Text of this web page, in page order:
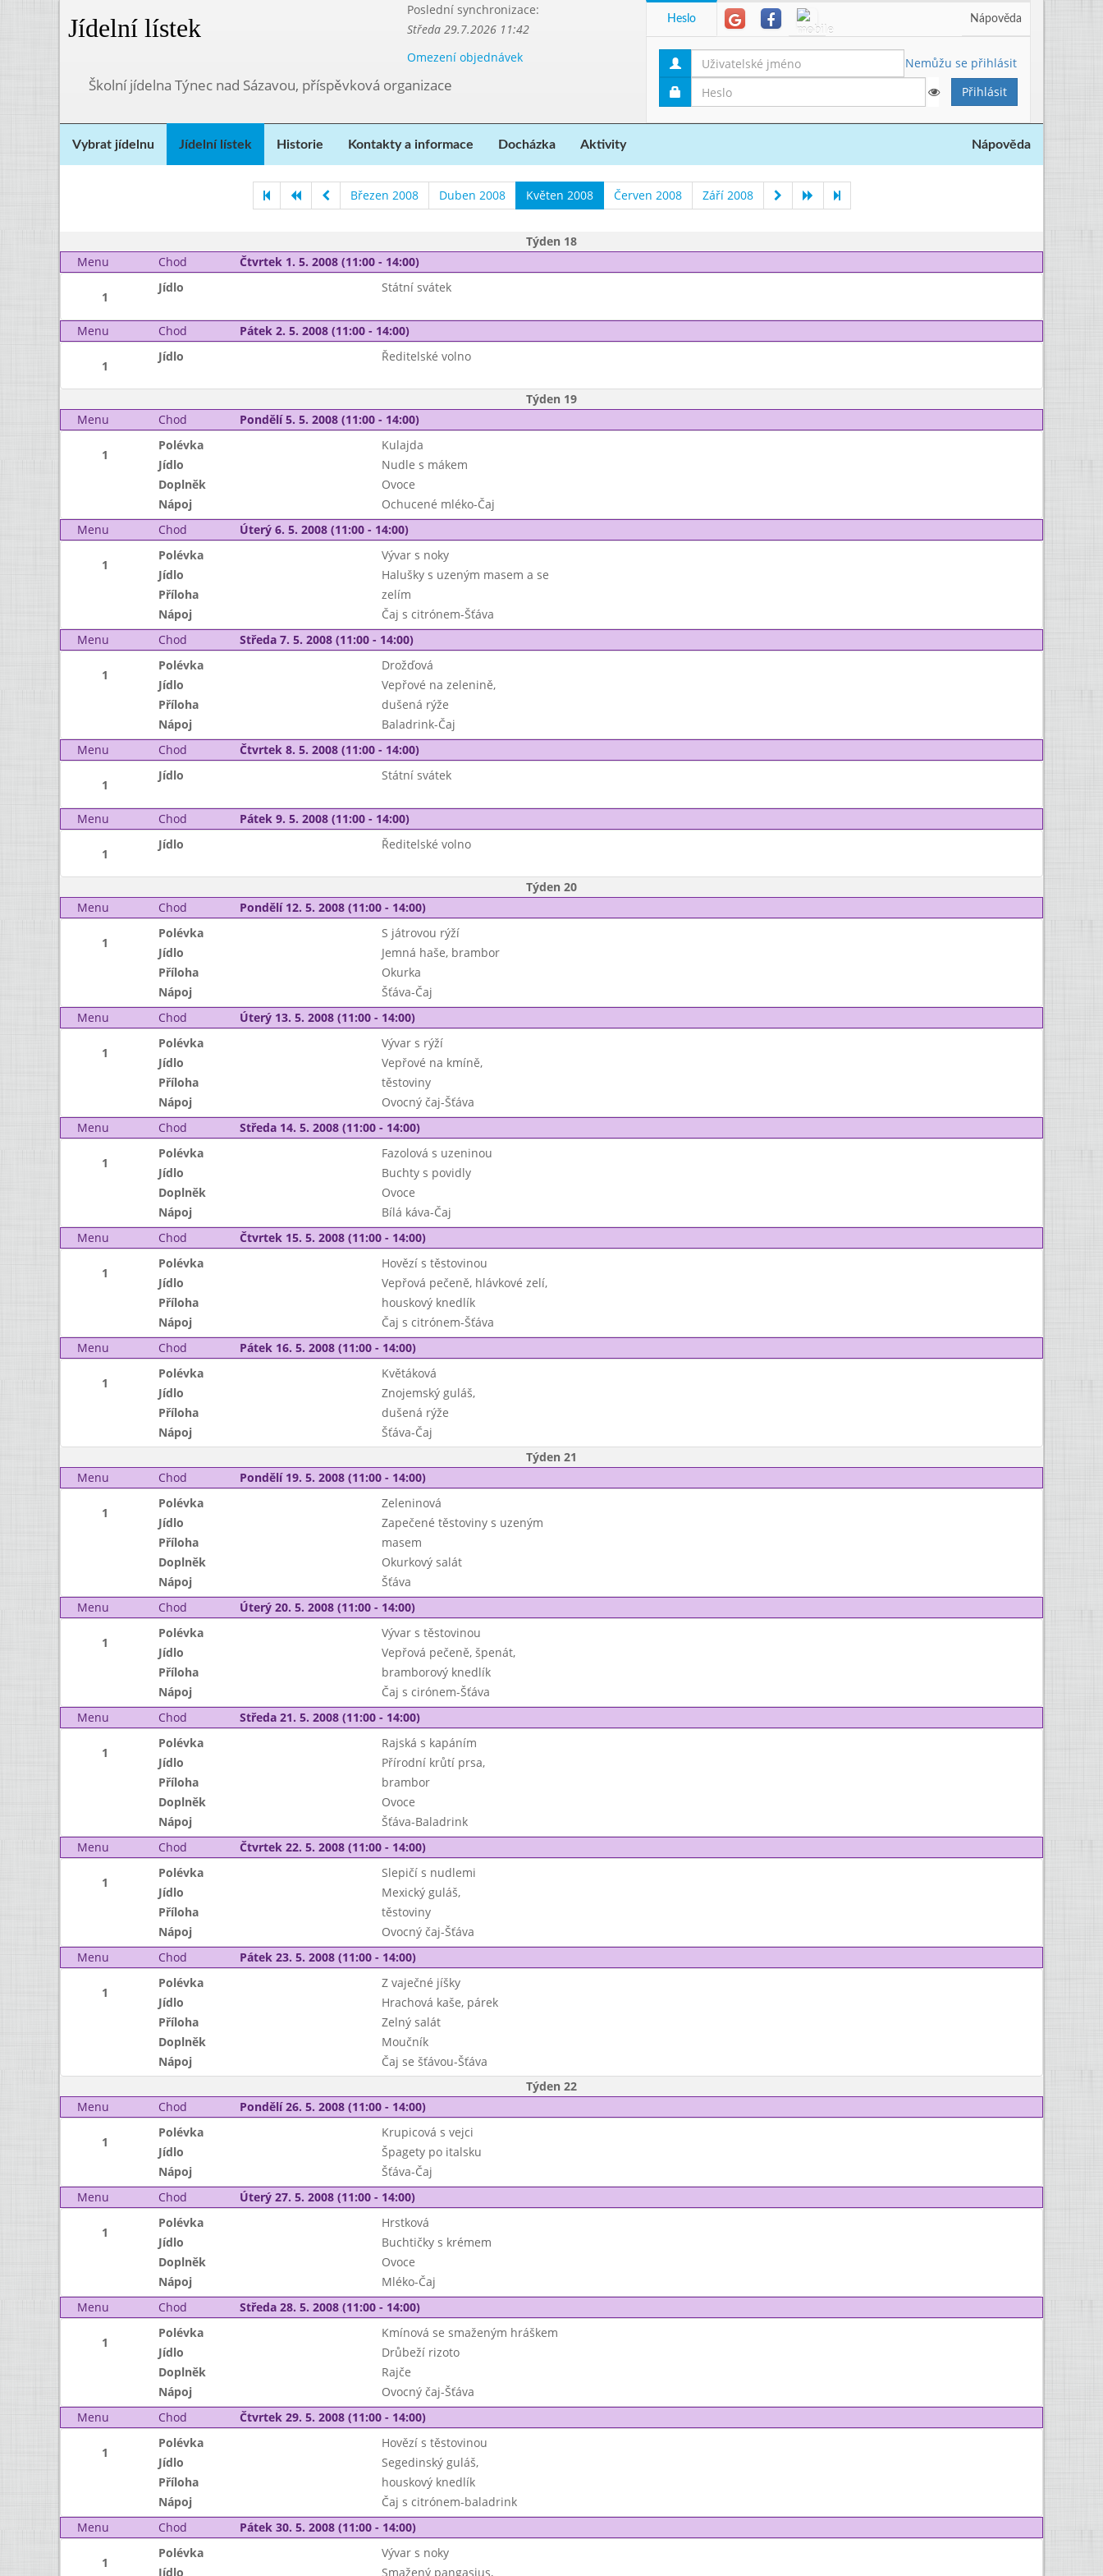
Jídelní lístek
Poslední synchronizace:
Středa 29.7.2026 11:42
Omezení objednávek
Školní jídelna Týnec nad Sázavou, příspěvková organizace
Heslo Nápověda
Nemůžu se přihlásit
Vybrat jídelnu Jídelní lístek Historie Kontakty a informace Docházka Aktivity Nápověda
Březen 2008 Duben 2008 Květen 2008 Červen 2008 Září 2008
Týden 18
Menu
Chod Čtvrtek 1. 5. 2008 (11:00 - 14:00)
1
Jídlo Státní svátek
Menu Chod Pátek 2. 5. 2008 (11:00 - 14:00)
1
Jídlo Ředitelské volno
Týden 19
Menu
Chod Pondělí 5. 5. 2008 (11:00 - 14:00)
1
Polévka
Kulajda
Jídlo
Nudle s mákem
Doplněk
Ovoce
Nápoj
Ochucené mléko-Čaj
Menu
Chod Úterý 6. 5. 2008 (11:00 - 14:00)
1
Polévka
Vývar s noky
Jídlo
Halušky s uzeným masem a se
Příloha
zelím
Nápoj
Čaj s citrónem-Šťáva
Menu
Chod Středa 7. 5. 2008 (11:00 - 14:00)
1
Polévka
Drožďová
Jídlo
Vepřové na zelenině,
Příloha
dušená rýže
Nápoj
Baladrink-Čaj
Menu
Chod Čtvrtek 8. 5. 2008 (11:00 - 14:00)
1
Jídlo Státní svátek
Menu Chod Pátek 9. 5. 2008 (11:00 - 14:00)
1
Jídlo Ředitelské volno
Týden 20
Menu
Chod Pondělí 12. 5. 2008 (11:00 - 14:00)
1
Polévka
S játrovou rýží
Jídlo
Jemná haše, brambor
Příloha
Okurka
Nápoj
Šťáva-Čaj
Menu
Chod Úterý 13. 5. 2008 (11:00 - 14:00)
1
Polévka
Vývar s rýží
Jídlo
Vepřové na kmíně,
Příloha
těstoviny
Nápoj
Ovocný čaj-Šťáva
Menu
Chod Středa 14. 5. 2008 (11:00 - 14:00)
1
Polévka
Fazolová s uzeninou
Jídlo
Buchty s povidly
Doplněk
Ovoce
Nápoj
Bílá káva-Čaj
Menu
Chod Čtvrtek 15. 5. 2008 (11:00 - 14:00)
1
Polévka
Hovězí s těstovinou
Jídlo
Vepřová pečeně, hlávkové zelí,
Příloha
houskový knedlík
Nápoj
Čaj s citrónem-Šťáva
Menu
Chod Pátek 16. 5. 2008 (11:00 - 14:00)
1
Polévka
Květáková
Jídlo
Znojemský guláš,
Příloha
dušená rýže
Nápoj
Šťáva-Čaj
Týden 21
Menu
Chod Pondělí 19. 5. 2008 (11:00 - 14:00)
1
Polévka
Zeleninová
Jídlo
Zapečené těstoviny s uzeným
Příloha
masem
Doplněk
Okurkový salát
Nápoj
Šťáva
Menu
Chod Úterý 20. 5. 2008 (11:00 - 14:00)
1
Polévka
Vývar s těstovinou
Jídlo
Vepřová pečeně, špenát,
Příloha
bramborový knedlík
Nápoj
Čaj s cirónem-Šťáva
Menu
Chod Středa 21. 5. 2008 (11:00 - 14:00)
1
Polévka
Rajská s kapáním
Jídlo
Přírodní krůtí prsa,
Příloha
brambor
Doplněk
Ovoce
Nápoj
Šťáva-Baladrink
Menu
Chod Čtvrtek 22. 5. 2008 (11:00 - 14:00)
1
Polévka
Slepičí s nudlemi
Jídlo
Mexický guláš,
Příloha
těstoviny
Nápoj
Ovocný čaj-Šťáva
Menu
Chod Pátek 23. 5. 2008 (11:00 - 14:00)
1
Polévka
Z vaječné jíšky
Jídlo
Hrachová kaše, párek
Příloha
Zelný salát
Doplněk
Moučník
Nápoj
Čaj se šťávou-Šťáva
Týden 22
Menu
Chod Pondělí 26. 5. 2008 (11:00 - 14:00)
1
Polévka
Krupicová s vejci
Jídlo
Špagety po italsku
Nápoj
Šťáva-Čaj
Menu
Chod Úterý 27. 5. 2008 (11:00 - 14:00)
1
Polévka
Hrstková
Jídlo
Buchtičky s krémem
Doplněk
Ovoce
Nápoj
Mléko-Čaj
Menu
Chod Středa 28. 5. 2008 (11:00 - 14:00)
1
Polévka
Kmínová se smaženým hráškem
Jídlo
Drůbeží rizoto
Doplněk
Rajče
Nápoj
Ovocný čaj-Šťáva
Menu
Chod Čtvrtek 29. 5. 2008 (11:00 - 14:00)
1
Polévka
Hovězí s těstovinou
Jídlo
Segedinský guláš,
Příloha
houskový knedlík
Nápoj
Čaj s citrónem-baladrink
Menu
Chod Pátek 30. 5. 2008 (11:00 - 14:00)
1
Polévka
Vývar s noky
Jídlo
Smažený pangasius,